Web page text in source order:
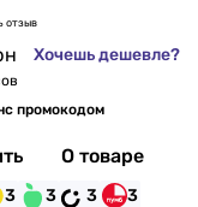
отзыв
Хочешь дешевле?
с промокодом
О товаре
3 3 3 3